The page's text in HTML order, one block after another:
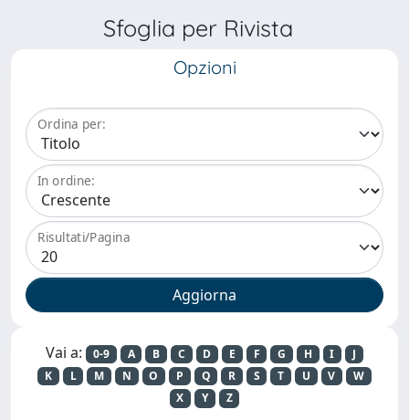
Sfoglia per Rivista
Opzioni
Ordina per:
In ordine:
Risultati/Pagina
Vai a: 0-9 A B C D E F G H I
J
K
L M N O P Q R S T U V
W
X
Y Z